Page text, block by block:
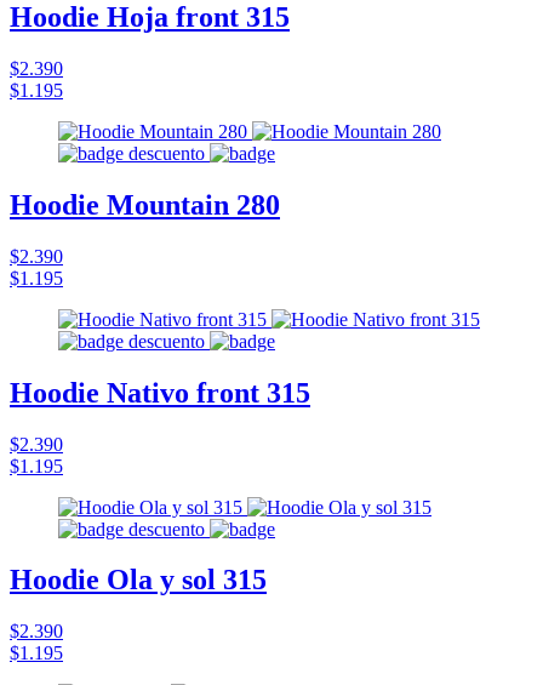
Hoodie Hoja front 315
$2.390
$1.195
Hoodie Mountain 280
$2.390
$1.195
Hoodie Nativo front 315
$2.390
$1.195
Hoodie Ola y sol 315
$2.390
$1.195